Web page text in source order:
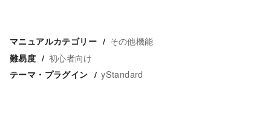
マニュアルカテゴリー その他機能
難易度 初心者向け
テーマ・プラグイン yStandard